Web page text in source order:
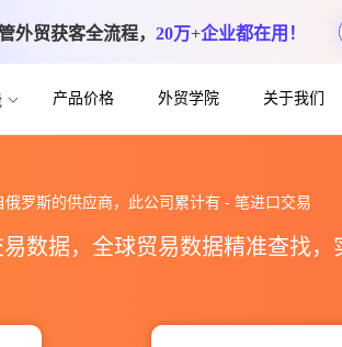
外贸获客全流程， 20万+企业都在用！
产品价格 外贸学院 关于我们
俄罗斯的供应商，此公司累计有 - 笔进口交易
数据，全球贸易数据精准查找